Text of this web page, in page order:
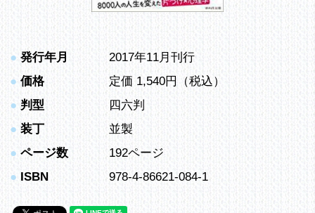
● 発行年月
2017年11月刊行
● 価格
定価 1,540円（税込）
● 判型
四六判
● 装丁
並製
● ページ数
192ページ
● ISBN 978-4-86621-084-1